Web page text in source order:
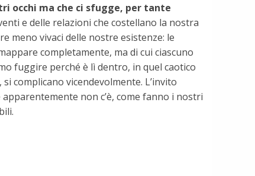
occhi ma che ci sfugge, per tante
e delle relazioni che costellano la nostra
meno vivaci delle nostre esistenze: le
completamente, ma di cui ciascuno
fuggire perché è lì dentro, in quel caotico
complicano vicendevolmente. L’invito
non c’è, come fanno i nostri